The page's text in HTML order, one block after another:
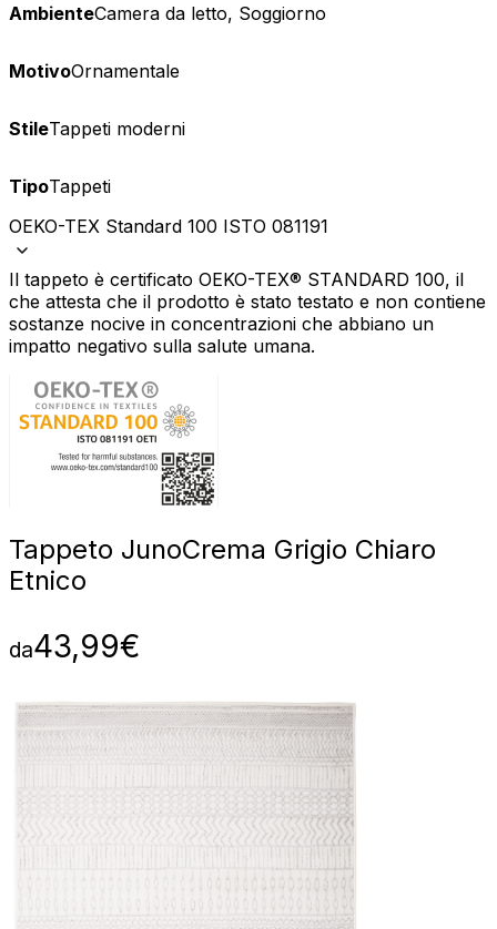
AmbienteCamera da letto, Soggiorno
MotivoOrnamentale
StileTappeti moderni
TipoTappeti
OEKO-TEX Standard 100 ISTO 081191
Il tappeto è certificato OEKO-TEX® STANDARD 100, il
che attesta che il prodotto è stato testato e non contiene
sostanze nocive in concentrazioni che abbiano un
impatto negativo sulla salute umana.
Tappeto JunoCrema Grigio Chiaro
Etnico
da43,99€